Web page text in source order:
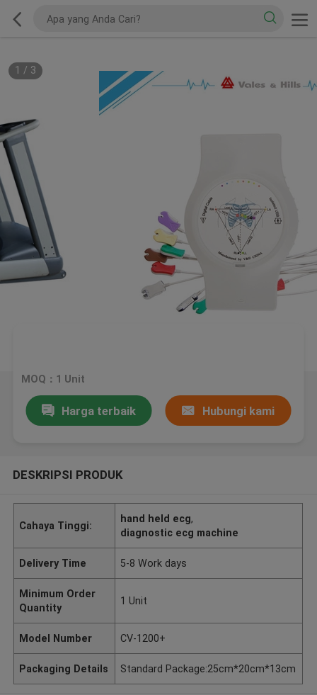
1 / 3
MOQ：1 Unit
Harga terbaik Hubungi kami
DESKRIPSI PRODUK
Cahaya Tinggi:
hand held ecg,
diagnostic ecg machine
Delivery Time 5-8 Work days
Minimum Order
Quantity
1 Unit
Model Number CV-1200+
Packaging Details Standard Package:25cm*20cm*13cm